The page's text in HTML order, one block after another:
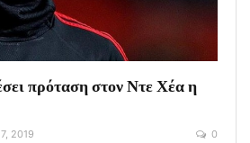
πρόταση στον Ντε Χέα η
7, 2019 0